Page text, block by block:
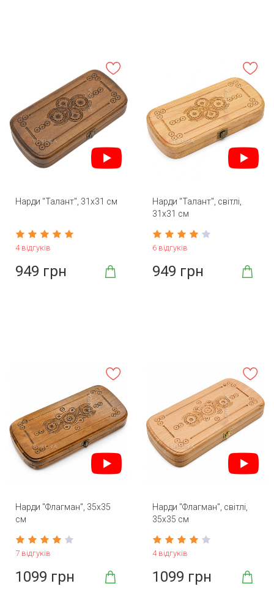
Нарди "Талант", 31х31 см
4 відгуків
949 грн
Нарди "Талант", світлі,
31х31 см
6 відгуків
949 грн
Нарди "Флагман", 35х35
см
7 відгуків
1099 грн
Нарди "Флагман", світлі,
35х35 см
4 відгуків
1099 грн